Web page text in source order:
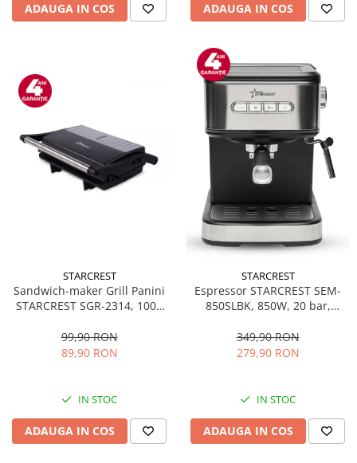
Preparare ceai si cafea
Preparare desert
accesori inghetata
Aparate de facut inghetata
Preparare paine
Masini de facut paine
ADAUGA IN COS ADAUGA IN COS
STARCREST
Sandwich-maker Grill Panini
STARCREST SGR-2314, 1000
Deschidere 180°, Suprafata
de gatire 23 x 14 cm, Negru
99,90 RON
89,90 RON
IN STOC
ADAUGA IN COS
STARCREST
Espressor STARCREST SEM-
850SLBK, 850W, 20 bar,
dispozitiv spumare, filtru
dublu din inox, Negru/Inox
349,90 RON
279,90 RON
IN STOC
ADAUGA IN COS